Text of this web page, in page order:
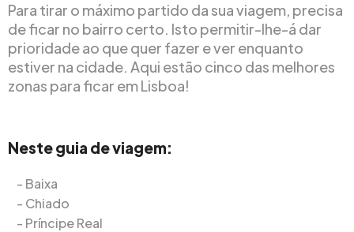
Para tirar o máximo partido da sua viagem, precisa
de ficar no bairro certo. Isto permitir-lhe-á dar
prioridade ao que quer fazer e ver enquanto
estiver na cidade. Aqui estão cinco das melhores
zonas para ficar em Lisboa!
Neste guia de viagem:
Baixa
Chiado
Príncipe Real